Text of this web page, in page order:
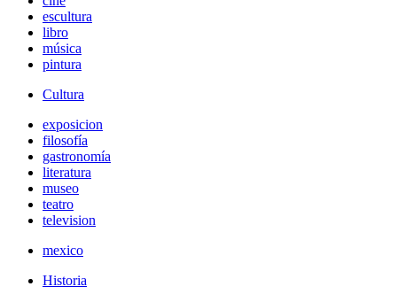
escultura
libro
música
pintura
Cultura
exposicion
filosofía
gastronomía
literatura
museo
teatro
television
mexico
Historia